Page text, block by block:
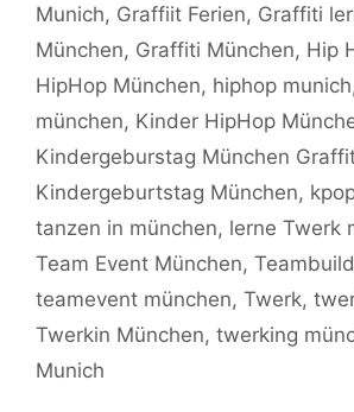
Munich, Graffiit Ferien, Graffiti
München, Graffiti München, Hip
HipHop München, hiphop munich
münchen, Kinder HipHop
Kindergeburstag München
Kindergeburtstag München,
tanzen in münchen, lerne Twerk
Team Event München,
teamevent münchen, Twerk,
Twerkin München, twerking
Munich